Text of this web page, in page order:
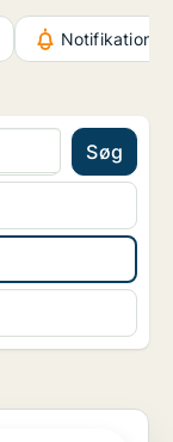
Søg